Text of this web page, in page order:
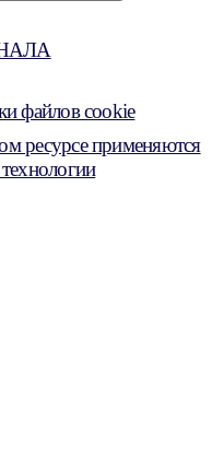
файлов cookie
ресурсе применяются